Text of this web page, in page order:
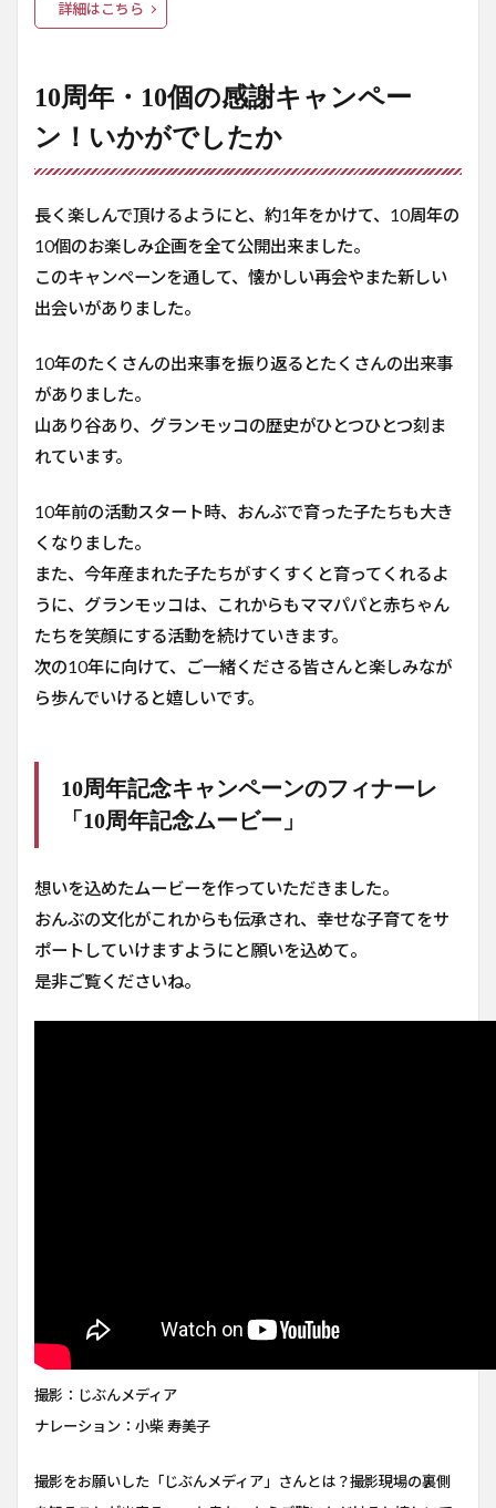
詳細はこちら
10周年・10個の感謝キャンペー
ン！いかがでしたか
長く楽しんで頂けるようにと、約1年をかけて、10周年の
10個のお楽しみ企画を全て公開出来ました。
このキャンペーンを通して、懐かしい再会やまた新しい
出会いがありました。
10年のたくさんの出来事を振り返るとたくさんの出来事
がありました。
山あり谷あり、グランモッコの歴史がひとつひとつ刻ま
れています。
10年前の活動スタート時、おんぶで育った子たちも大き
くなりました。
また、今年産まれた子たちがすくすくと育ってくれるよ
うに、グランモッコは、これからもママパパと赤ちゃん
たちを笑顔にする活動を続けていきます。
次の10年に向けて、ご一緒くださる皆さんと楽しみなが
ら歩んでいけると嬉しいです。
10周年記念キャンペーンのフィナーレ
「10周年記念ムービー」
想いを込めたムービーを作っていただきました。
おんぶの文化がこれからも伝承され、幸せな子育てをサ
ポートしていけますようにと願いを込めて。
是非ご覧くださいね。
撮影：じぶんメディア
ナレーション：小柴 寿美子
撮影をお願いした「じぶんメディア」さんとは？撮影現場の裏側